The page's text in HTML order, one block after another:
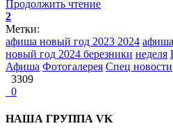
Продолжить чтение
2
Метки:
афиша новый год 2023 2024
новый год 2024 березники неделя
Афиша Фотогалерея Спец новости
3309
0
НАША ГРУППА VK